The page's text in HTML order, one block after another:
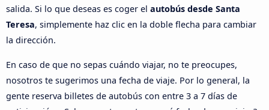
salida. Si lo que deseas es coger el autobús desde Santa
Teresa, simplemente haz clic en la doble flecha para cambiar
la dirección.
En caso de que no sepas cuándo viajar, no te preocupes,
nosotros te sugerimos una fecha de viaje. Por lo general, la
gente reserva billetes de autobús con entre 3 a 7 días de